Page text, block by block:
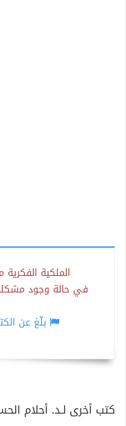
الملكية
في حالة وجود مشكلة
بلّغ عن
كتب أخرى لـد. أحلام